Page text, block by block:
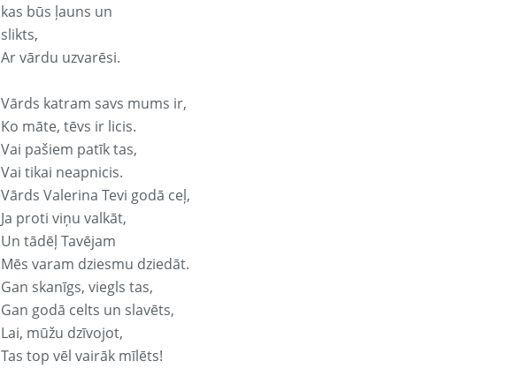
kas būs ļauns un
slikts,
Ar vārdu uzvarēsi.
Vārds katram savs mums ir,
Ko māte, tēvs ir licis.
Vai pašiem patīk tas,
Vai tikai neapnicis.
Vārds Valerina Tevi godā ceļ,
Ja proti viņu valkāt,
Un tādēļ Tavējam
Mēs varam dziesmu dziedāt.
Gan skanīgs, viegls tas,
Gan godā celts un slavēts,
Lai, mūžu dzīvojot,
Tas top vēl vairāk mīlēts!